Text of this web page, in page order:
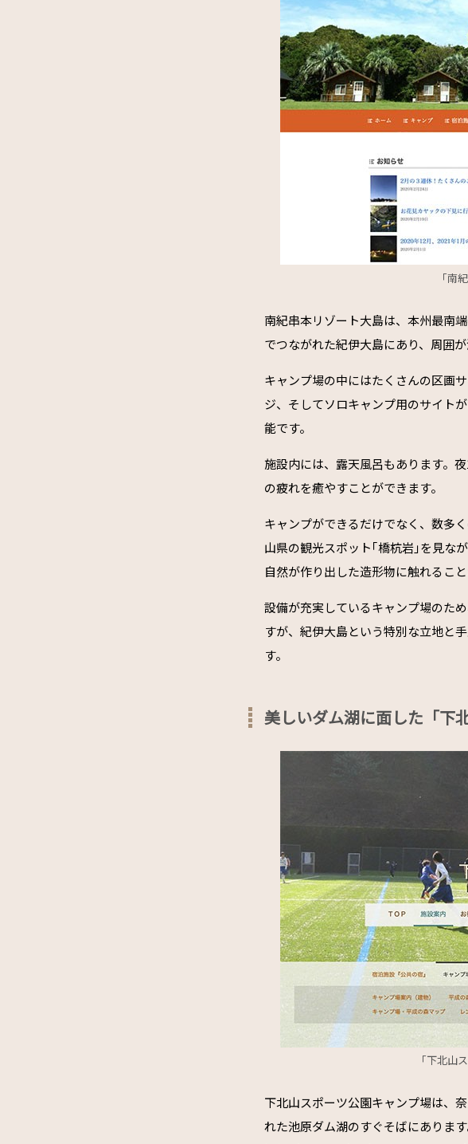
「南
南紀串本リゾート大島は、本州最南
でつながれた紀伊大島にあり、周囲
キャンプ場の中にはたくさんの区画
ジ、そしてソロキャンプ用のサイト
能です。
施設内には、露天風呂もあります。
の疲れを癒やすことができます。
キャンプができるだけでなく、数多
山県の観光スポット｢橋杭岩｣を見な
自然が作り出した造形物に触れること
設備が充実しているキャンプ場のた
すが、紀伊大島という特別な立地と
す。
美しいダム湖に面した「下
「下北山
下北山スポーツ公園キャンプ場は、
れた池原ダム湖のすぐそばにありま